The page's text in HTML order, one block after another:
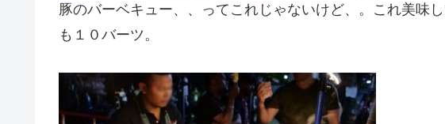
豚のバーベキュー、、ってこれじゃないけど、。これ美味
も１０バーツ。